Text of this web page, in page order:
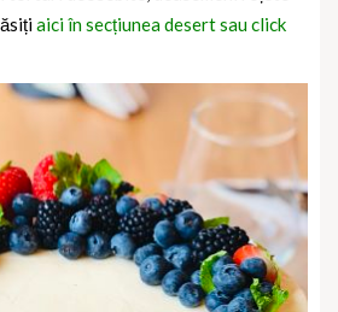
aici în secțiunea desert sau click